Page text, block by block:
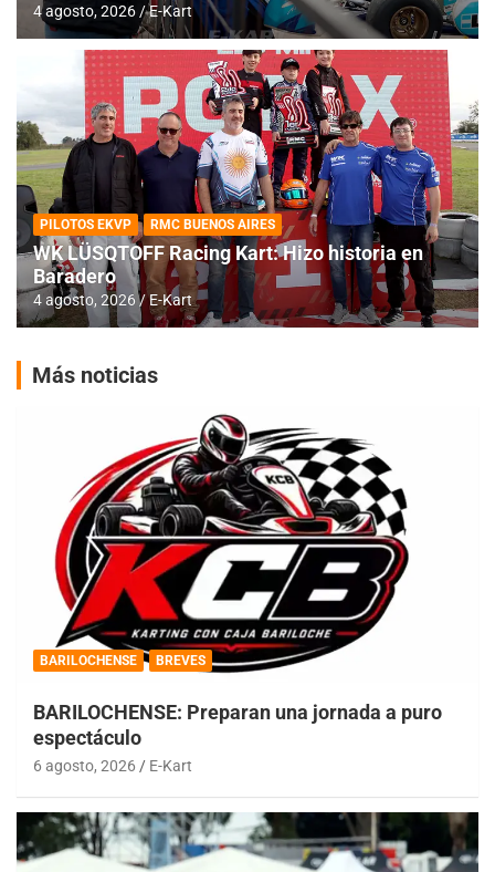
4 agosto, 2026 E-Kart
PILOTOS EKVP RMC BUENOS AIRES
WK LÜSQTOFF Racing Kart: Hizo historia en
Baradero
4 agosto, 2026 E-Kart
Más noticias
BARILOCHENSE BREVES
BARILOCHENSE: Preparan una jornada a puro
espectáculo
6 agosto, 2026 E-Kart